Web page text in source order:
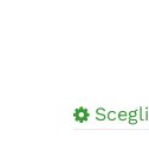
Scegli